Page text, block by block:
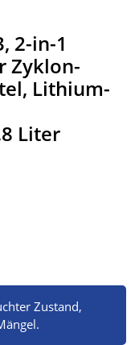
2-in-1
Zyklon-
Lithium-
Liter
Zustand,